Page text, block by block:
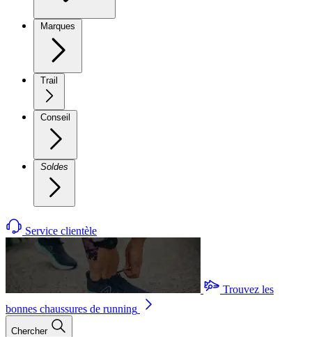
Marques
Trail
Conseil
Soldes
Service clientèle
Trouvez les
bonnes chaussures de running
Chercher